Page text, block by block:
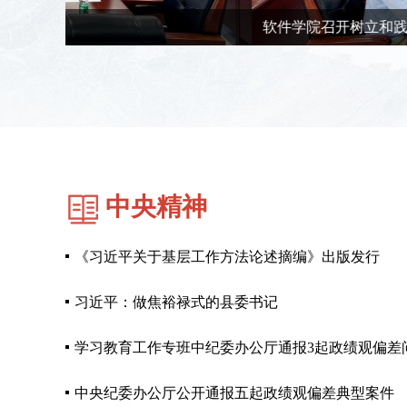
软件学院召开树立和践行正确政绩观学习教…
中央精神
《习近平关于基层工作方法论述摘编》出版发行
习近平：做焦裕禄式的县委书记
学习教育工作专班中纪委办公厅通报3起政绩观偏差
中央纪委办公厅公开通报五起政绩观偏差典型案件